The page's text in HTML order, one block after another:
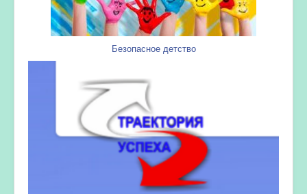
Безопасное детство